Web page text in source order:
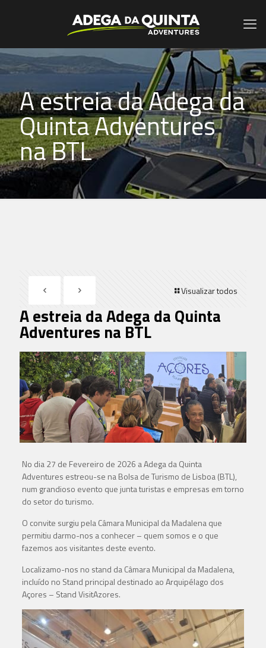
A estreia da Adega da
Quinta Adventures
na BTL
Visualizar todos
A estreia da Adega da Quinta
Adventures na BTL
No dia 27 de Fevereiro de 2026 a Adega da Quinta
Adventures estreou-se na Bolsa de Turismo de Lisboa (BTL),
num grandioso evento que junta turistas e empresas em torno
do setor do turismo.
O convite surgiu pela Câmara Municipal da Madalena que
permitiu darmo-nos a conhecer – quem somos e o que
fazemos aos visitantes deste evento.
Localizamo-nos no stand da Câmara Municipal da Madalena,
incluído no Stand principal destinado ao Arquipélago dos
Açores – Stand VisitAzores.